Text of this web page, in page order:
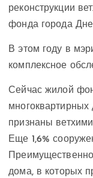
реконструкции
фонда города
В этом году в
комплексное
Сейчас жилой
признаны
Еще 1,6%
дома, в которых